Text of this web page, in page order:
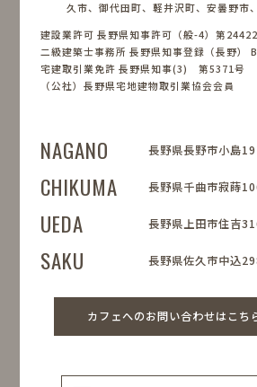
久市、御代田町、軽井沢町、安曇野市
建設業許可 長野県知事許可（般-4）第
二級建築士事務所 長野県知事登録（長野）
宅建取引業免許 長野県知事(3) 第5371号
（公社）長野県宅地建物取引業協会会員
NAGANO 長野県長野市小島
CHIKUMA 長野県千曲市寂蒔
UEDA 長野県上田市住吉
SAKU 長野県佐久市中込
カフェへのお問い合わせはこち